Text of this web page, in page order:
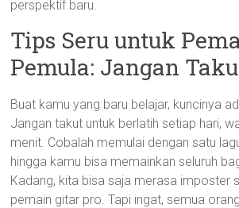
perspektif baru.
Tips Seru untuk
Pemula: Jangan
Buat kamu yang baru belajar, kuncinya
Jangan takut untuk berlatih setiap hari,
menit. Cobalah memulai dengan satu
hingga kamu bisa memainkan seluruh
Kadang, kita bisa saja merasa imposter
pemain gitar pro. Tapi ingat, semua